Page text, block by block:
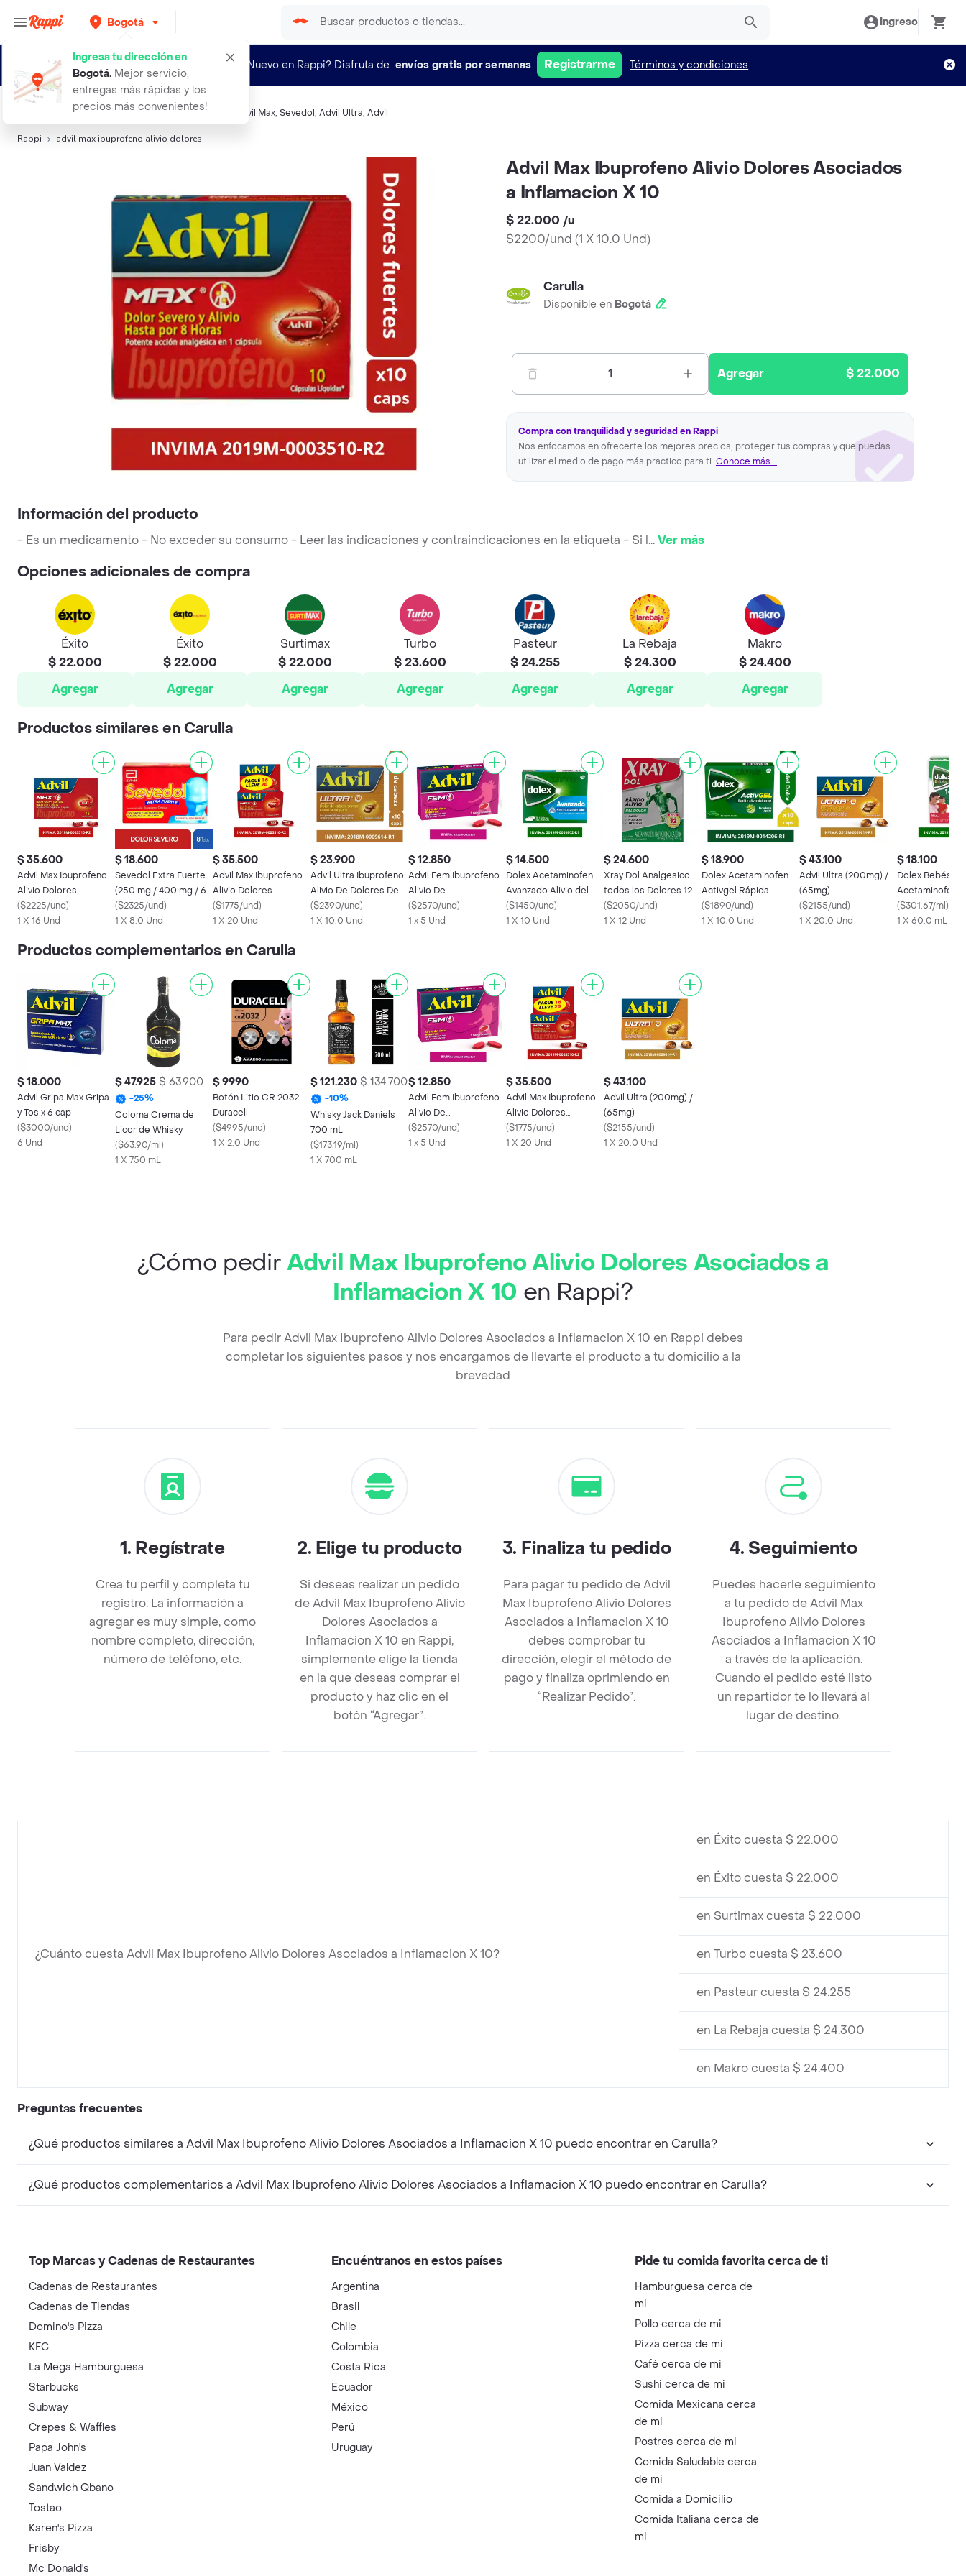
Bogotá
Ingresa tu dirección en
Bogotá. Mejor servicio,
entregas más rápidas y los
precios más convenientes!
Ingreso
¿Nuevo en Rappi? Disfruta de envíos gratis por semanas Registrarme Términos y condiciones
Búsquedas relacionadas:Analgésicos sistémicos Advil Max, Sevedol , Advil Ultra, Advil
Rappi advil max ibuprofeno alivio dolores
Advil Max Ibuprofeno Alivio Dolores Asociados
a Inflamacion X 10
$ 22.000 /u
$2200/und (1 X 10.0 Und)
Carulla
Disponible en Bogotá
1 Agregar $ 22.000
Compra con tranquilidad y seguridad en Rappi
Nos enfocamos en ofrecerte los mejores precios, proteger tus compras y que puedas
utilizar el medio de pago más practico para ti. Conoce más...
Información del producto
- Es un medicamento - No exceder su consumo - Leer las indicaciones y contraindicaciones en la etiqueta - Si l...Ver más
Opciones adicionales de compra
Éxito
$ 22.000
Agregar
Éxito
$ 22.000
Agregar
Surtimax
$ 22.000
Agregar
Turbo
$ 23.600
Agregar
Pasteur
$ 24.255
Agregar
La Rebaja
$ 24.300
Agregar
Makro
$ 24.400
Agregar
Productos similares en Carulla
$ 35.600
Advil Max Ibuprofeno
Alivio Dolores
Asociados a
Inflamacion X 16
($2225/und)
1 X 16 Und
$ 18.600
Sevedol Extra Fuerte
(250 mg / 400 mg / 65
mg)
($2325/und)
1 X 8.0 Und
$ 35.500
Advil Max Ibuprofeno
Alivio Dolores
Asociados a
Inflamacion X20
($1775/und)
1 X 20 Und
$ 23.900
Advil Ultra Ibuprofeno
Alivio De Dolores De
Cabeza Severos X 10
($2390/und)
1 X 10.0 Und
$ 12.850
Advil Fem Ibuprofeno
Alivio De
Fuertes Colicos
Menstruales X 5 und
($2570/und)
1 x 5 Und
$ 14.500
Dolex Acetaminofen
Avanzado Alivio del
Dolor y la Fiebre x 10
($1450/und)
1 X 10 Und
$ 24.600
Xray Dol Analgesico
todos los Dolores 12
Tabletas
($2050/und)
1 X 12 Und
$ 18.900
Dolex Acetaminofen
Activgel Rápida
Acción Doble
Tecnología x 10
($1890/und)
1 X 10.0 Und
$ 43.100
Advil Ultra (200mg) /
(65mg)
($2155/und)
1 X 20.0 Und
$ 18.100
Dolex Bebés
Acetaminofen
de la fiebre y el
($301.67/ml)
1 X 60.0 mL
Productos complementarios en Carulla
$ 18.000
Advil Gripa Max Gripa
y Tos x 6 cap
($3000/und)
6 Und
$ 47.925 $ 63.900
-25%
Coloma Crema de
Licor de Whisky
($63.90/ml)
1 X 750 mL
$ 9990
Botón Litio CR 2032
Duracell
($4995/und)
1 X 2.0 Und
$ 121.230 $ 134.700
-10%
Whisky Jack Daniels
700 mL
($173.19/ml)
1 X 700 mL
$ 12.850
Advil Fem Ibuprofeno
Alivio De
Fuertes Colicos
Menstruales X 5 und
($2570/und)
1 x 5 Und
$ 35.500
Advil Max Ibuprofeno
Alivio Dolores
Asociados a
Inflamacion X20
($1775/und)
1 X 20 Und
$ 43.100
Advil Ultra (200mg) /
(65mg)
($2155/und)
1 X 20.0 Und
¿Cómo pedirAdvil Max Ibuprofeno Alivio Dolores Asociados a
Inflamacion X 10 en Rappi?
Para pedir Advil Max Ibuprofeno Alivio Dolores Asociados a Inflamacion X 10 en Rappi debes
completar los siguientes pasos y nos encargamos de llevarte el producto a tu domicilio a la
brevedad
1. Regístrate
Crea tu perfil y completa tu
registro. La información a
agregar es muy simple, como
nombre completo, dirección,
número de teléfono, etc.
2. Elige tu producto
Si deseas realizar un pedido
de Advil Max Ibuprofeno Alivio
Dolores Asociados a
Inflamacion X 10 en Rappi,
simplemente elige la tienda
en la que deseas comprar el
producto y haz clic en el
botón “Agregar”.
3. Finaliza tu pedido
Para pagar tu pedido de Advil
Max Ibuprofeno Alivio Dolores
Asociados a Inflamacion X 10
debes comprobar tu
dirección, elegir el método de
pago y finaliza oprimiendo en
“Realizar Pedido”.
4. Seguimiento
Puedes hacerle seguimiento
a tu pedido de Advil Max
Ibuprofeno Alivio Dolores
Asociados a Inflamacion X 10
a través de la aplicación.
Cuando el pedido esté listo
un repartidor te lo llevará al
lugar de destino.
¿Cuánto cuesta Advil Max Ibuprofeno Alivio Dolores Asociados a Inflamacion X 10?
en Éxito cuesta $ 22.000
en Éxito cuesta $ 22.000
en Surtimax cuesta $ 22.000
en Turbo cuesta $ 23.600
en Pasteur cuesta $ 24.255
en La Rebaja cuesta $ 24.300
en Makro cuesta $ 24.400
Preguntas frecuentes
¿Qué productos similares a Advil Max Ibuprofeno Alivio Dolores Asociados a Inflamacion X 10 puedo encontrar en Carulla?
¿Qué productos complementarios a Advil Max Ibuprofeno Alivio Dolores Asociados a Inflamacion X 10 puedo encontrar en Carulla?
Top Marcas y Cadenas de Restaurantes
Cadenas de Restaurantes
Cadenas de Tiendas
Domino's Pizza
KFC
La Mega Hamburguesa
Starbucks
Subway
Crepes & Waffles
Papa John's
Juan Valdez
Sandwich Qbano
Tostao
Karen's Pizza
Frisby
Mc Donald's
Encuéntranos en estos países
Argentina
Brasil
Chile
Colombia
Costa Rica
Ecuador
México
Perú
Uruguay
Pide tu comida favorita cerca de ti
Hamburguesa cerca de
mi
Pollo cerca de mi
Pizza cerca de mi
Café cerca de mi
Sushi cerca de mi
Comida Mexicana cerca
de mi
Postres cerca de mi
Comida Saludable cerca
de mi
Comida a Domicilio
Comida Italiana cerca de
mi